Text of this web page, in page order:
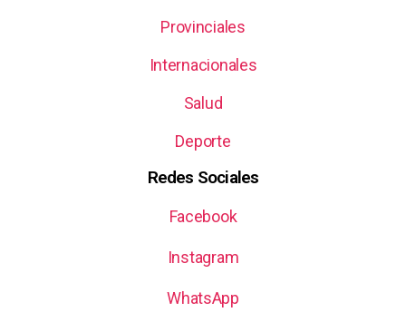
Provinciales
Internacionales
Salud
Deporte
Redes Sociales
Facebook
Instagram
WhatsApp